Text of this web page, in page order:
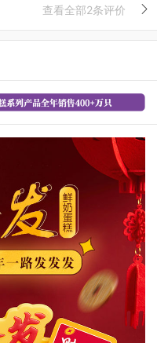
查看全部2条评价